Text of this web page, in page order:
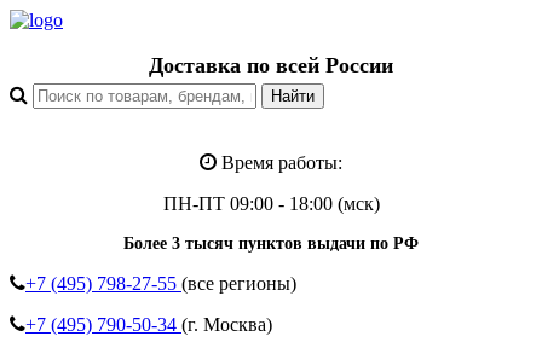
Доставка по всей России
Время работы:
ПН-ПТ 09:00 - 18:00 (мск)
Более 3 тысяч пунктов выдачи по РФ
+7 (495) 798-27-55 (все регионы)
+7 (495) 790-50-34 (г. Москва)